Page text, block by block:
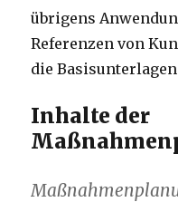
übrigens
Referenzen von
die
Inhalte der